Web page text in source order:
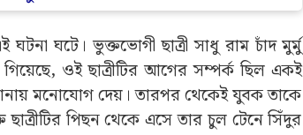
ঘটে। ভুক্তভোগী ছাত্রী সাধু রাম চাঁদ মুর্মু
গিয়েছে, ওই ছাত্রীটির আগের সম্পর্ক ছিল একই
মনোযোগ দেয়। তারপর থেকেই যুবক তাকে
পিছন থেকে এসে তার চুল টেনে সিঁদুর